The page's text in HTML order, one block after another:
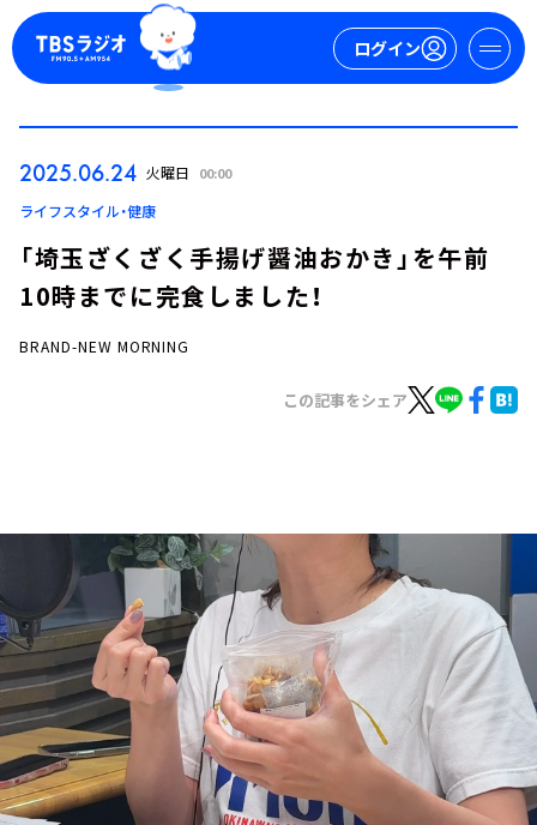
ログイン
ログイン
お知らせ
イベント・グッズ
YouTube
会社情報
2025.06.24 火曜日 00:00
ライフスタイル・健康
「埼玉ざくざく手揚げ醤油おかき」を午前
10時までに完食しました！
BRAND-NEW MORNING
この記事をシェア